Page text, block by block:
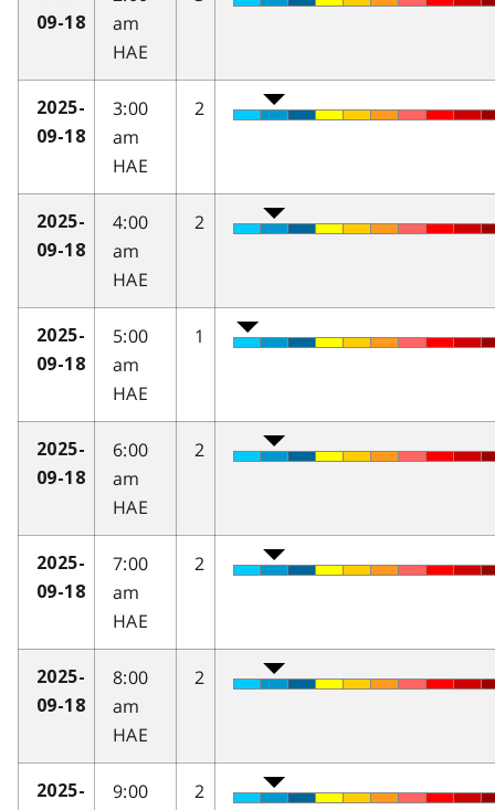
09-18
am
HAE
2025-
09-18
3:00
am
HAE
2
2025-
09-18
4:00
am
HAE
2
2025-
09-18
5:00
am
HAE
1
2025-
09-18
6:00
am
HAE
2
2025-
09-18
7:00
am
HAE
2
2025-
09-18
8:00
am
HAE
2
2025-
9:00
2